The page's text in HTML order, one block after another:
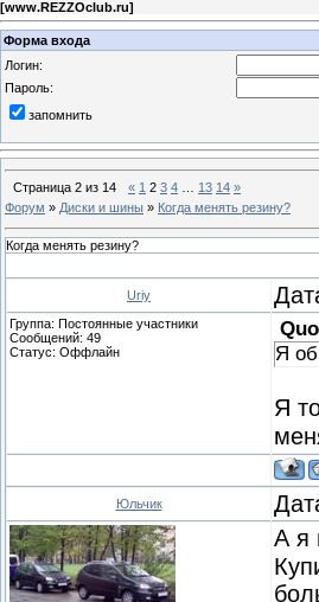
[www.REZZOclub.ru]
Форма входа
Логин:
Пароль:
запомнить
Страница 2 из 14 « 1 2 3 4 13 14 »
Форум » Диски и шины » Когда менять резину?
Когда менять резину?
Uriy
Группа: Постоянные участники
Сообщений: 49
Статус: Оффлайн Я
Я
Юльчик
А я